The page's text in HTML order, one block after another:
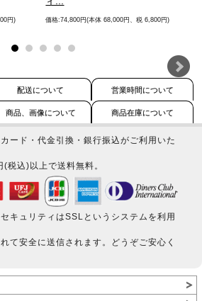
円) 価格:74,800円(本体 68,000円、税 6,800円)
配送について 営業時間について
商品、画像について 商品在庫について
ード・代金引換・銀行振込がご利用いた
税込)以上で送料無料。
キュリティはSSLというシステムを利用
て安全に送信されます。どうぞご安心く